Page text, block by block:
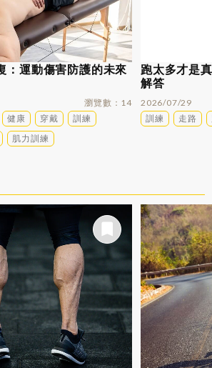
：運動傷害防護的未來
瀏覽數
14
健康 穿戴
訓練
肌力訓練
跑太多才是
解答
2026/07/29
訓練
走路